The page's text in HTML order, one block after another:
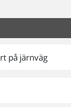
på järnväg